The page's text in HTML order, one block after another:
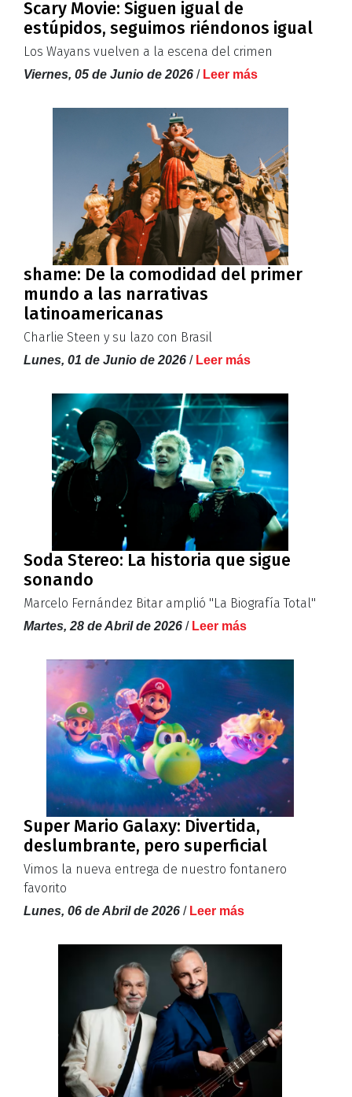
Scary Movie: Siguen igual de
estúpidos, seguimos riéndonos igual
Los Wayans vuelven a la escena del crimen
Viernes, 05 de Junio de 2026 / Leer más
shame: De la comodidad del primer
mundo a las narrativas
latinoamericanas
Charlie Steen y su lazo con Brasil
Lunes, 01 de Junio de 2026 / Leer más
Soda Stereo: La historia que sigue
sonando
Marcelo Fernández Bitar amplió ''La Biografía Total''
Martes, 28 de Abril de 2026 / Leer más
Super Mario Galaxy: Divertida,
deslumbrante, pero superficial
Vimos la nueva entrega de nuestro fontanero
favorito
Lunes, 06 de Abril de 2026 / Leer más